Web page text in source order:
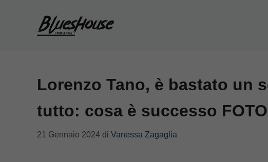
Lorenzo Tano, è bastato un
tutto: cosa è successo FOTO
21 Gennaio 2024 di Vanessa Zagaglia